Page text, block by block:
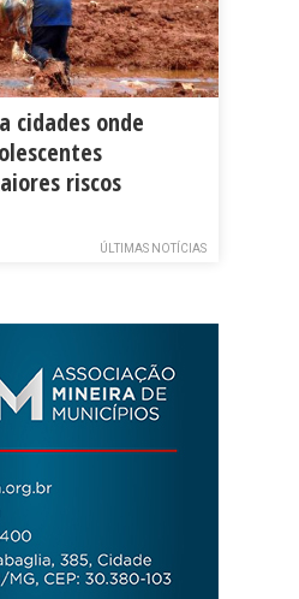
cidades onde
riscos
ÚLTIMAS NOTÍCIAS